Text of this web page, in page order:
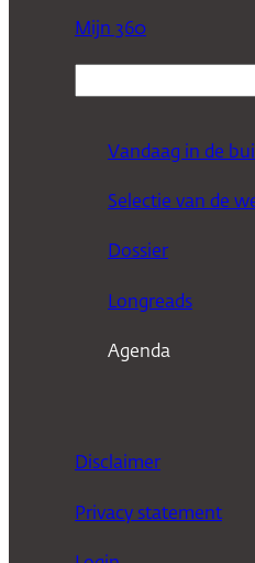
Mijn 360
Vandaag in de
Selectie van de
Dossier
Longreads
Agenda
Disclaimer
Privacy statement